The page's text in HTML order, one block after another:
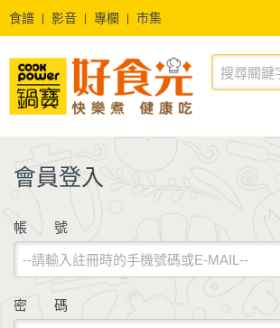
食譜 影音 專欄
市集
會員登入
帳 號
密 碼